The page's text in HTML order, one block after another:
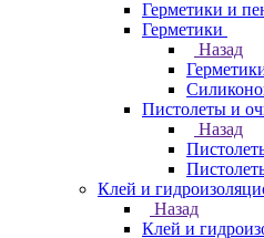
Герметики и
Герметики
Назад
Пистолеты и
Назад
Клей и
Назад
Клей и